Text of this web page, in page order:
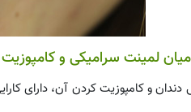
لمینت سرامیکی و کامپوزیت
و کامپوزیت کردن آن، دارای